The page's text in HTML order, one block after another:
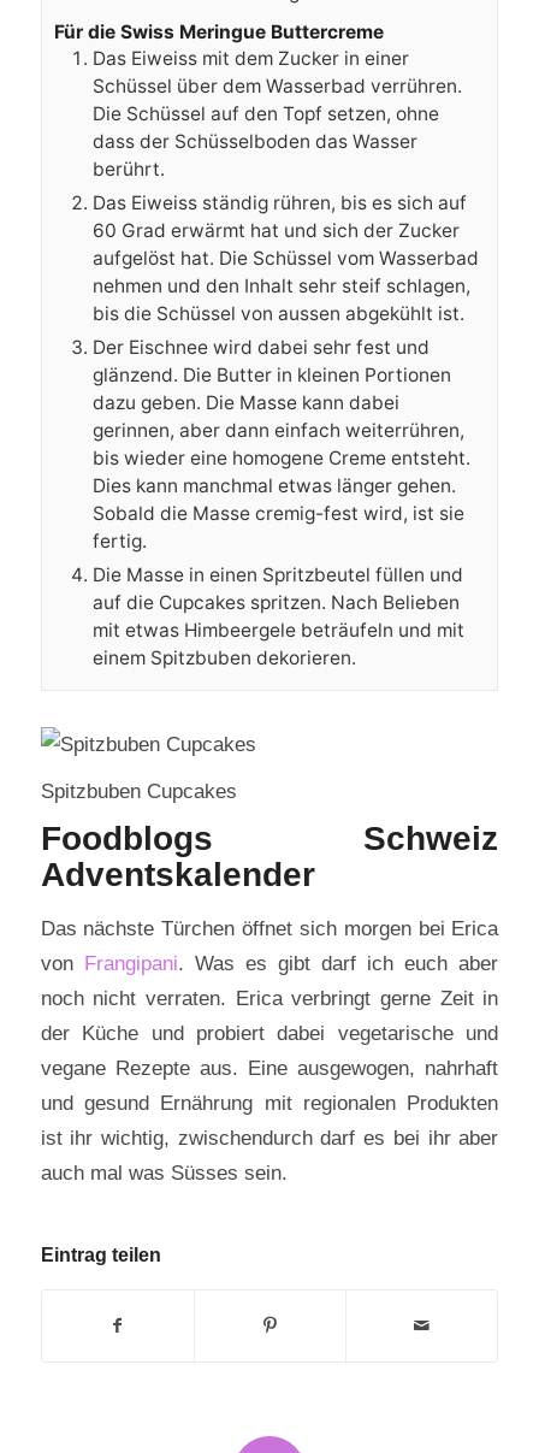
Für die Swiss Meringue Buttercreme
Das Eiweiss mit dem Zucker in einer
Schüssel über dem Wasserbad verrühren.
Die Schüssel auf den Topf setzen, ohne
dass der Schüsselboden das Wasser
berührt.
Das Eiweiss ständig rühren, bis es sich auf
60 Grad erwärmt hat und sich der Zucker
aufgelöst hat. Die Schüssel vom Wasserbad
nehmen und den Inhalt sehr steif schlagen,
bis die Schüssel von aussen abgekühlt ist.
Der Eischnee wird dabei sehr fest und
glänzend. Die Butter in kleinen Portionen
dazu geben. Die Masse kann dabei
gerinnen, aber dann einfach weiterrühren,
bis wieder eine homogene Creme entsteht.
Dies kann manchmal etwas länger gehen.
Sobald die Masse cremig-fest wird, ist sie
fertig.
Die Masse in einen Spritzbeutel füllen und
auf die Cupcakes spritzen. Nach Belieben
mit etwas Himbeergele beträufeln und mit
einem Spitzbuben dekorieren.
Spitzbuben Cupcakes
Foodblogs Schweiz
Adventskalender
Das nächste Türchen öffnet sich morgen bei Erica
von Frangipani. Was es gibt darf ich euch aber
noch nicht verraten. Erica verbringt gerne Zeit in
der Küche und probiert dabei vegetarische und
vegane Rezepte aus. Eine ausgewogen, nahrhaft
und gesund Ernährung mit regionalen Produkten
ist ihr wichtig, zwischendurch darf es bei ihr aber
auch mal was Süsses sein.
Eintrag teilen